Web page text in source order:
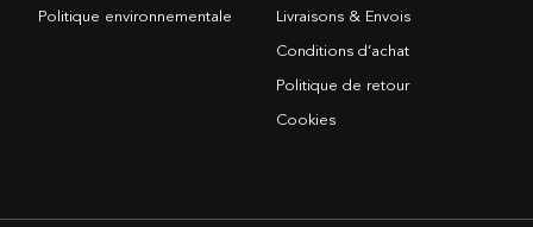
Politique environnementale
Livraisons & Envois
Conditions d’achat
Politique de retour
Cookies